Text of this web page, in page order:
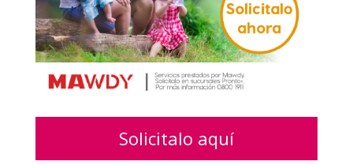
Solicitalo aquí